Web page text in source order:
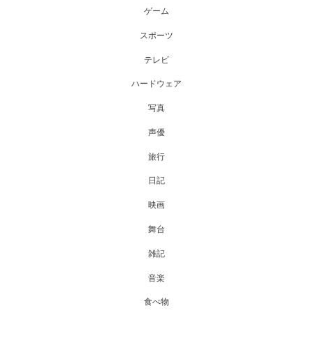
ゲーム
スポーツ
テレビ
ハードウェア
写真
声優
旅行
日記
映画
舞台
雑記
音楽
食べ物